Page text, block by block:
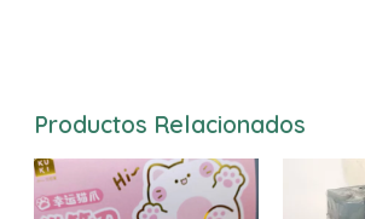
Productos Relacionados